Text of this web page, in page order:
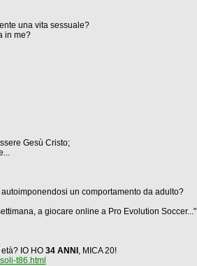
una vita sessuale?
in me?
Gesù Cristo;
un comportamento da adulto?
a giocare online a Pro Evolution Soccer..."
IO HO 34 ANNI , MICA 20!
t86.html